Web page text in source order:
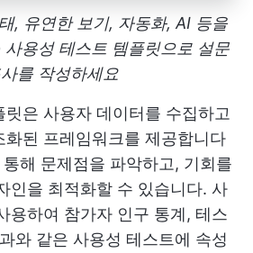
, 유연한 보기, 자동화, AI 등을
용성 테스트 템플릿으로 설문
를 작성하세요
은 사용자 데이터를 수집하고
화된 프레임워크를 제공합니다
통해 문제점을 파악하고, 기회를
인을 최적화할 수 있습니다. 사
용하여 참가자 인구 통계, 테스
와 같은 사용성 테스트에 속성